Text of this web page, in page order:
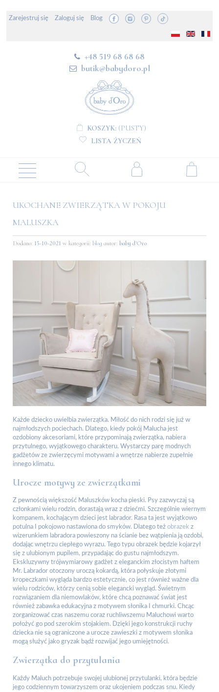
Zarejestruj się Zaloguj się Blog
+48 519 68 68 68
butik@babydoro.pl
KOSZYK: (PUSTY)
LISTA ŻYCZEŃ
UKOCHANE ZWIERZĄTKA W POKOJU
MALUSZKA
Dodano: 15-10-2021 w kategorii: blog autor: baby d'Oro
Każde dziecko uwielbia zwierzątka. Miłość do nich rodzi się już w
najmłodszych pociechach. Dlatego, kiedy pokój Malucha jest
ozdobiony akcesoriami, które przypominają zwierzątka, nabiera
przytulnego, wyjątkowego charakteru. Wystarczy parę modnych
gadżetów ze zwierzęcymi motywami a wnętrze nabierze zupełnie
innego klimatu.
Urocze motywy ze zwierzątkami
Z pewnością większość Maluszków kocha pieski. Psy zazwyczaj są
członkami wielu rodzin, dorastają wraz z dziećmi. Szczególnie wiernym
kompanem, kochającym dzieci jest labrador. Rasa ta jest wyjątkowo
potulna I pokojowo nastawiona do smyków. Dlatego też obrazek z
wizerunkiem labradora powieszony na ścianie bez wątpienia ją ozdobi,
dodając wnętrzu ciepłego wyrazu. Tego typu obrazek będzie kojarzył
się z ulubionym pupilem, przypadając do gustu najmłodszym.
Ekskluzywny trójwymiarowy gadżet z eleganckim złocistym haftem
Mr. Labrador otoczony uroczą kokardą, która połyskuje złotymi
kropeczkami wygląda bardzo estetycznie, co jest również ważne dla
wielu rodziców, którzy cenią sobie elegancki wygląd. Świetnym
rozwiązaniem dla niemowlaków, które chcą poznawać świat jest
również zabawka edukacyjna z motywem słonika I chmurki. Chcąc
zorganizować czas naszemu coraz ruchliwszemu Maluchowi warto
położyć go pod szerokim stojakiem. Dzięki jego konstrukcji ruchy
dziecka nie są ograniczone a urocze zawieszki z motywem słonika
mogą służyć jako gryzak bądź rozwijać jego umiejętności.
Zwierzątka do przytulania
Każdy Maluch potrzebuje swojej ulubionej przytulanki, która będzie
jego codziennym towarzyszem oraz ukojeniem podczas snu. Kiedy